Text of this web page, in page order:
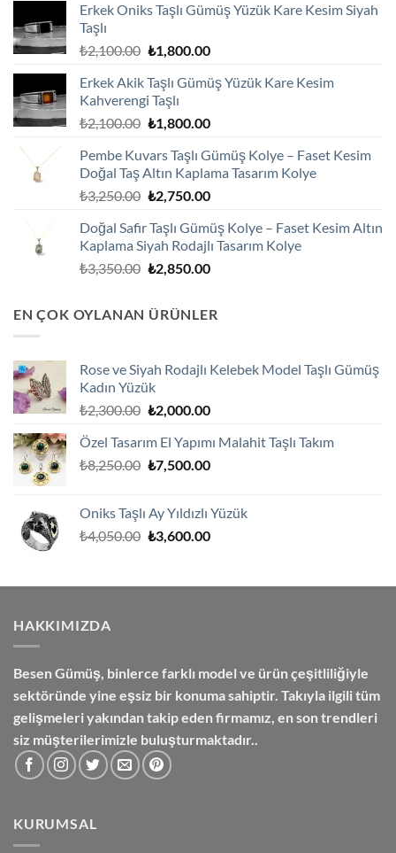
Erkek Oniks Taşlı Gümüş Yüzük Kare Kesim Siyah
Taşlı
₺2,100.00 Orijinal
₺2,100.00.
₺1,800.00Şu
fiyat:
Erkek Akik Taşlı Gümüş Yüzük Kare Kesim
Kahverengi Taşlı
₺2,100.00 Orijinal
₺2,100.00.
₺1,800.00Şu
fiyat:
₺1,800.00.
Pembe Kuvars Taşlı Gümüş Kolye – Faset Kesim
Doğal Taş Altın Kaplama Tasarım Kolye
₺3,250.00 Orijinal
₺3,250.00.
₺2,750.00Şu
fiyat:
₺2,750.00.
Doğal Safir Taşlı Gümüş Kolye – Faset Kesim Altın
Kaplama Siyah Rodajlı Tasarım Kolye
₺3,350.00 Orijinal
₺3,350.00.
₺2,850.00Şu
₺2,850.00.
EN ÇOK OYLANAN ÜRÜNLER
Rose ve Siyah Rodajlı Kelebek Model Taşlı Gümüş
Kadın Yüzük
₺2,300.00 Orijinal
₺2,300.00.
₺2,000.00Şu
fiyat:
₺2,000.00.
Özel Tasarım El Yapımı Malahit Taşlı Takım
₺8,250.00 Orijinal
₺7,500.00Şu
₺7,500.00.
Oniks Taşlı Ay Yıldızlı Yüzük
₺4,050.00 Orijinal
₺3,600.00Şu
₺3,600.00.
HAKKIMIZDA
Besen Gümüş, binlerce farklı model ve ürün çeşitliliğiyle
sektöründe yine eşsiz bir konuma sahiptir. Takıyla ilgili tüm
gelişmeleri yakından takip eden firmamız, en son trendleri
siz müşterilerimizle buluşturmaktadır..
KURUMSAL